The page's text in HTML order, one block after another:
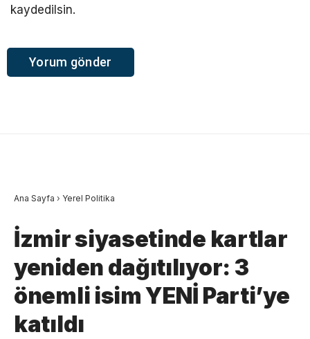
kaydedilsin.
Ana Sayfa › Yerel Politika
İzmir siyasetinde kartlar
yeniden dağıtılıyor: 3
önemli isim YENİ Parti’ye
katıldı